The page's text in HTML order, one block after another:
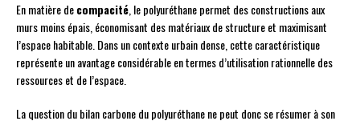
En matière decompacité , le polyuréthane permet des constructions aux
murs moins épais, économisant des matériaux de structure et maximisant
l’espace habitable. Dans un contexte urbain dense, cette caractéristique
représente un avantage considérable en termes d’utilisation rationnelle des
ressources et de l’espace.
La question du bilan carbone du polyuréthane ne peut donc se résumer à son